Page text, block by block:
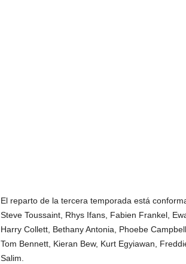
El reparto de la tercera temporada está
Steve Toussaint, Rhys Ifans, Fabien Frankel,
Harry Collett, Bethany Antonia, Phoebe
Tom Bennett, Kieran Bew, Kurt Egyiawan,
Salim.